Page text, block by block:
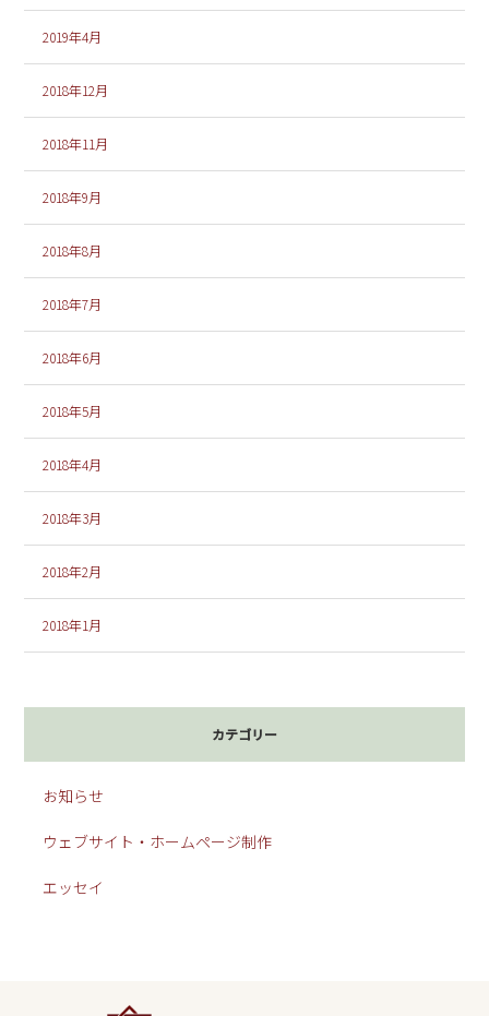
2019年4月
2018年12月
2018年11月
2018年9月
2018年8月
2018年7月
2018年6月
2018年5月
2018年4月
2018年3月
2018年2月
2018年1月
カテゴリー
お知らせ
ウェブサイト・ホームページ制作
エッセイ